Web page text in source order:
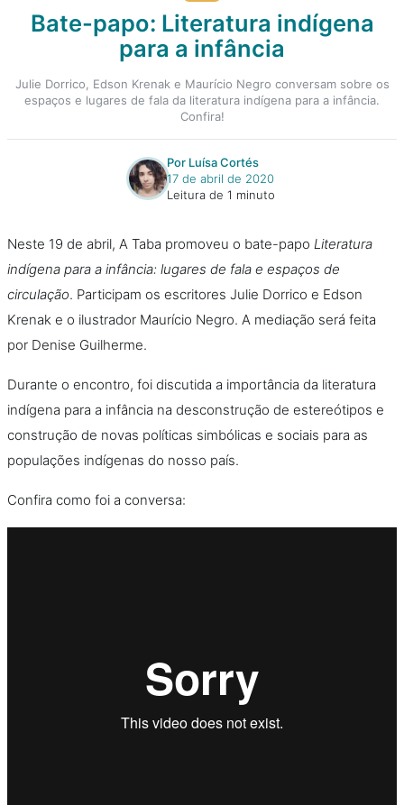
Bate-papo: Literatura indígena
para a infância
Julie Dorrico, Edson Krenak e Maurício Negro conversam sobre os
espaços e lugares de fala da literatura indígena para a infância.
Confira!
Por Luísa Cortés
17 de abril de 2020
Leitura de 1 minuto
Neste 19 de abril, A Taba promoveu o bate-papo Literatura
indígena para a infância: lugares de fala e espaços de
circulação. Participam os escritores Julie Dorrico e Edson
Krenak e o ilustrador Maurício Negro. A mediação será feita
por Denise Guilherme.
Durante o encontro, foi discutida a importância da literatura
indígena para a infância na desconstrução de estereótipos e
construção de novas políticas simbólicas e sociais para as
populações indígenas do nosso país.
Confira como foi a conversa: